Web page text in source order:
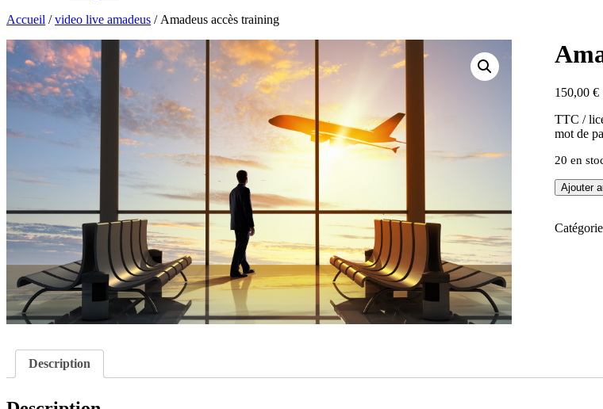
Accueil /video live amadeus / Amadeus accès training
150,00 €
TTC /
mot de
20 en
quantité
de
accès
Ajouter
Description